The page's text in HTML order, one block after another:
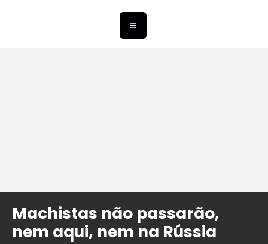
Machistas não passarão,
nem aqui, nem na Rússia